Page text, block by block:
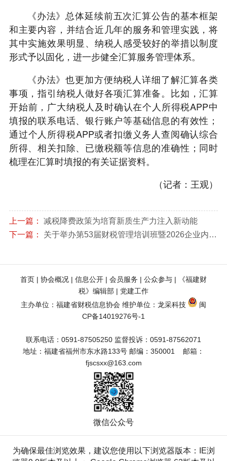
《办法》总体延续前五次汇算公告的基本框架
和主要内容，并结合近几年的服务和管理实践，将
其中实施效果明显、纳税人感受较好的举措以制度
形式予以固化，进一步健全汇算服务管理体系。
《办法》也更加方便纳税人详细了解汇算各类
事项，指引纳税人做好各项汇算准备。比如，汇算
开始前，广大纳税人及时确认在个人所得税APP中
填报的联系电话、银行账户等基础信息的有效性；
通过个人所得税APP或者扣缴义务人查阅确认综合
所得、相关扣除、已缴税额等信息的准确性；同时
梳理在汇算时填报的有关证据资料。
（记者：王观）
上一篇：
减税降费政策为培育新质生产力注入新动能
下一篇：
关于举办第53届财税管理培训班暨2026企业内部应税行为全链条风险扫描与稽查风险应对实战专题培训的通知
首页 | 协会概况 | 信息公开 | 会员服务 | 公众参与 |
《福建财
税》编辑部 | 党建工作
主办单位：福建省财税信息协会 维护单位： 龙采科技
闽
CP备14019276号-1
联系电话：0591-87505250 监督投诉：0591-87562071
地址：福建省福州市东水路133号 邮编：350001    邮箱：
fjscsxx@163.com
微信公众号
为确保最佳浏览效果，建议您使用以下浏览器版本：IE浏